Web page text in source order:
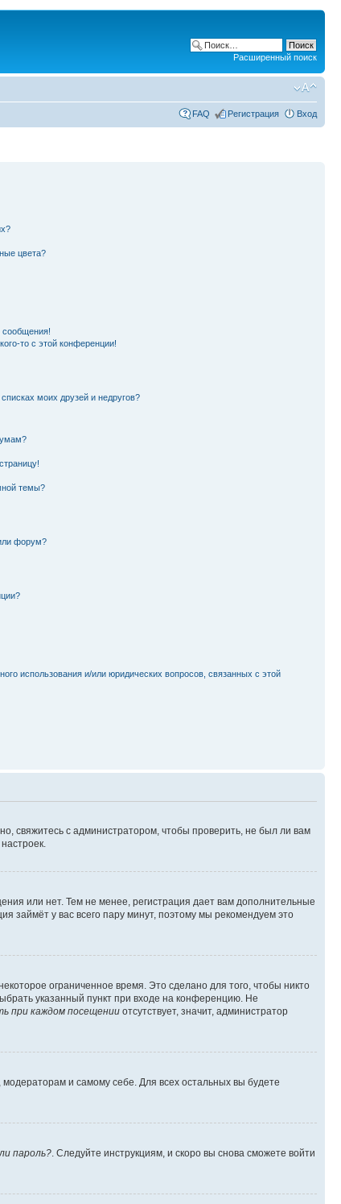
Расширенный поиск
FAQ Регистрация Вход
цвета?
сообщения!
то с этой конференции!
моих друзей и недругов?
темы?
форум?
использования и/или юридических вопросов, связанных с этой
свяжитесь с администратором, чтобы проверить, не был ли вам
или нет. Тем не менее, регистрация дает вам дополнительные
займёт у вас всего пару минут, поэтому мы рекомендуем это
ограниченное время. Это сделано для того, чтобы никто
указанный пункт при входе на конференцию. Не
при каждом посещении отсутствует, значит, администратор
и самому себе. Для всех остальных вы будете
пароль? . Следуйте инструкциям, и скоро вы снова сможете войти